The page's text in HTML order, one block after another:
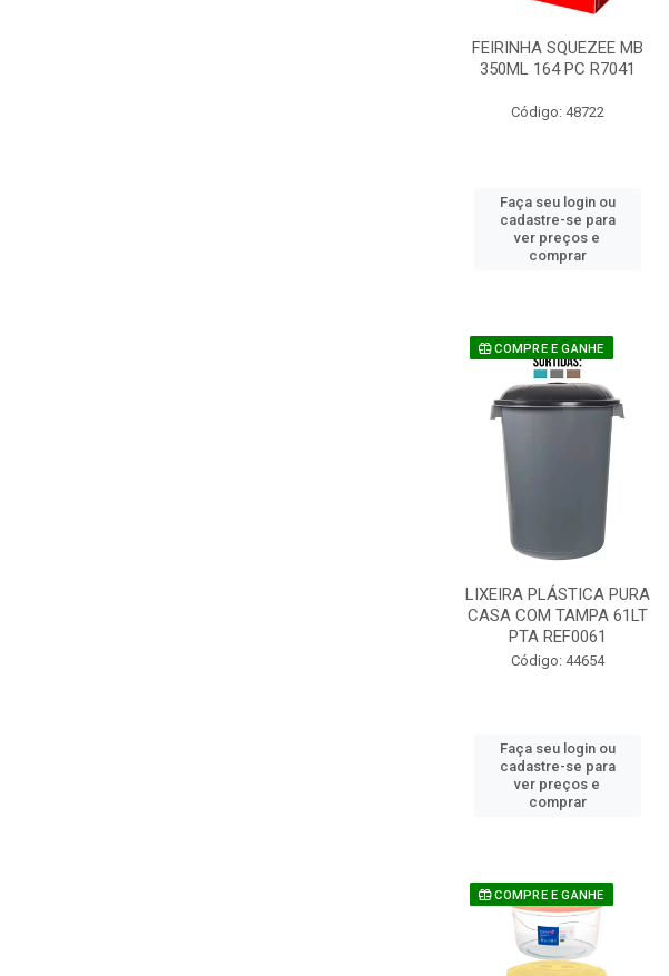
FEIRINHA SQUEZEE MB
350ML 164 PC R7041
Código: 48722
Faça seu login ou
cadastre-se para
ver preços e
comprar
COMPRE E GANHE
LIXEIRA PLÁSTICA PURA
CASA COM TAMPA 61LT
PTA REF0061
Código: 44654
Faça seu login ou
cadastre-se para
ver preços e
comprar
COMPRE E GANHE